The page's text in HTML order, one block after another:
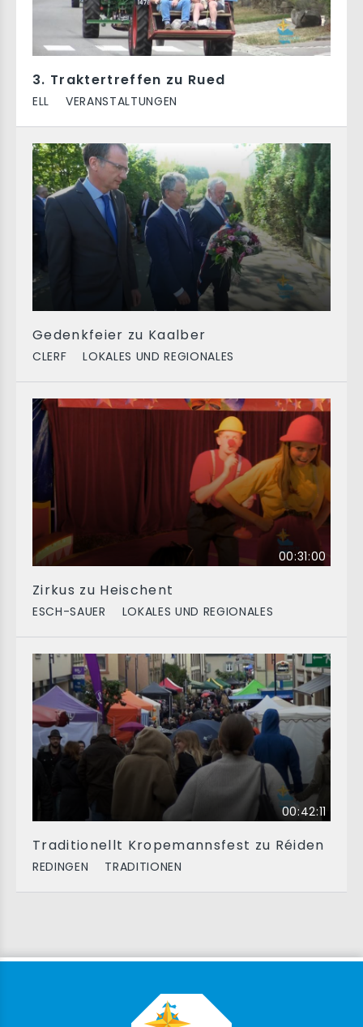
3. Traktertreffen zu Rued
ELL VERANSTALTUNGEN
Gedenkfeier zu Kaalber
CLERF LOKALES UND REGIONALES
00:31:00
Zirkus zu Heischent
ESCH-SAUER LOKALES UND REGIONALES
00:42:11
Traditionellt Kropemannsfest zu Réiden
REDINGEN TRADITIONEN